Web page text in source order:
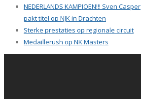
NEDERLANDS KAMPIOEN!!! Sven Casper
pakt titel op NJK in Drachten
Sterke prestaties op regionale circuit
Medaillerush op NK Masters